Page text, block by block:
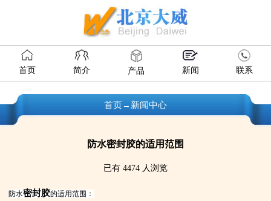
首页 简介 产品 新闻 联系
首页→ 新闻中心
防水密封胶的适用范围
已有 4474 人浏览
防水密封胶的适用范围：